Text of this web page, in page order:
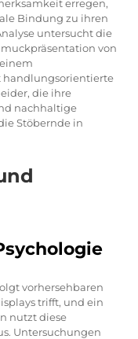
erregen,
Bindung zu ihren
untersucht die
von
handlungsorientierte
die ihre
nachhaltige
Stöbernde in
vorhersehbaren
trifft, und ein
nutzt diese
Untersuchungen